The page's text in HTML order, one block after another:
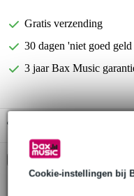
Cookie-instellingen bij
Gratis verzending
30 dagen 'niet goed
3 jaar Bax Music
Kies nu voor 2 jaar
voordelen